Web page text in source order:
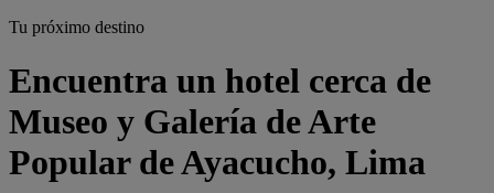
Tu próximo destino
Encuentra un hotel cerca de
Museo y Galería de Arte
Popular de Ayacucho, Lima